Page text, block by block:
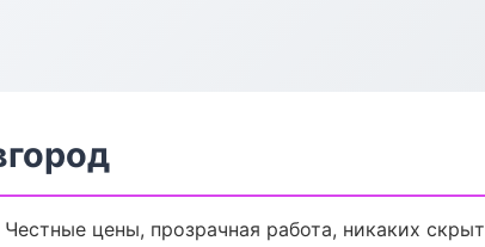
цены, прозрачная работа, никаких